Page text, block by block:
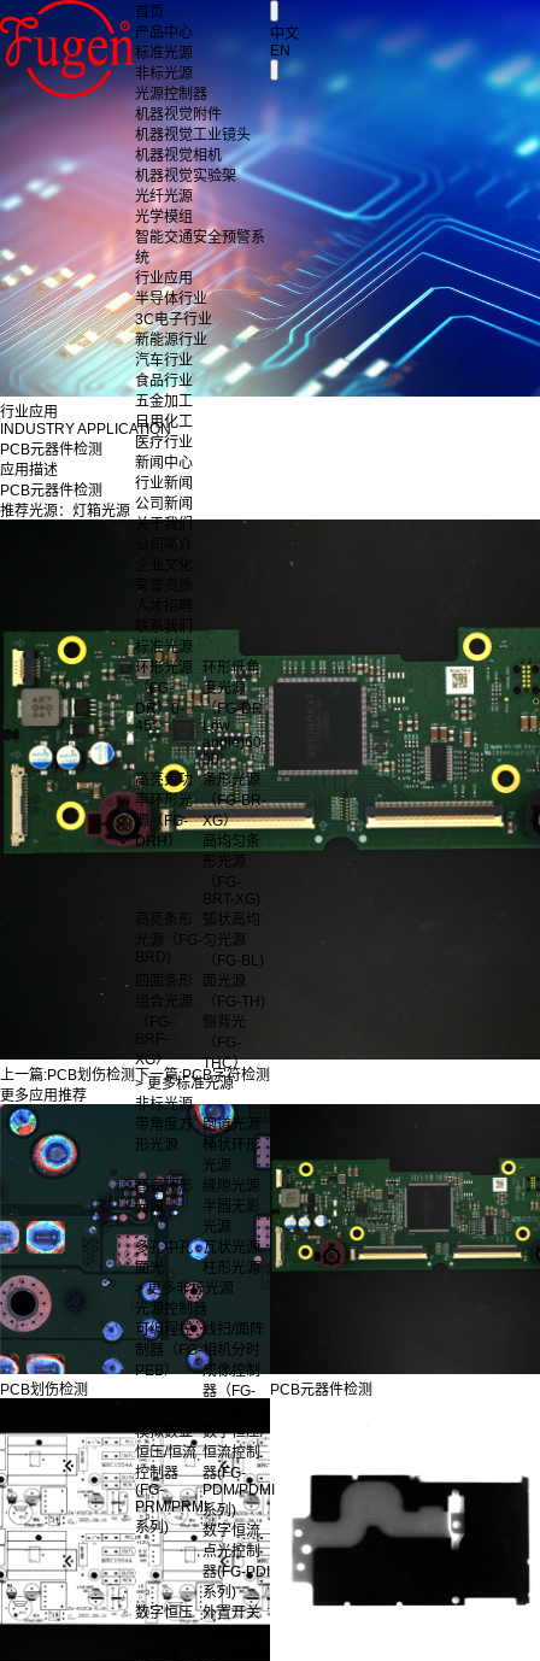
首页
产品中心
标准光源
非标光源
光源控制器
机器视觉附件
机器视觉工业镜头
机器视觉相机
机器视觉实验架
光纤光源
光学模组
智能交通安全预警系
统
行业应用
半导体行业
3C电子行业
新能源行业
汽车行业
食品行业
五金加工
日用化工
医疗行业
新闻中心
行业新闻
公司新闻
关于我们
公司简介
联系我们
标准光源
环形光源
（FG-
DR）0-
45°
环形低角
度光源
（FG-DR
Low
angle)60-
90°
高亮大功
率环形光
源（FG-
DRH）
条形光源
（FG-BR-
XG）
高均匀条
形光源
（FG-
BRT-XG)
高亮条形
光源（FG-
BRD)
弧状高均
匀光源
（FG-BL)
四面条形
组合光源
（FG-
BRF-
XG）
面光源
（FG-TH)
侧背光
（FG-
THC）
> 更多标准光源
非标光源
带角度方
形光源
跑道光源
桶状环形
光源
高亮环形
光源
缝隙光源
半圆无影
光源
多孔中孔
面光
瓦状光源
柱形光源
> 更多非标光源
光源控制器
可编程控
制器（FG-
PEB）
线扫/面阵
相机分时
成像控制
器（FG-
模拟数显
恒压/恒流
控制器
(FG-
PRM/PRMI
系列)
数字恒压/
恒流控制
器(FG-
PDM/PDMI
系列)
数字恒流
点光控制
器(FG-PDI
系列)
数字恒压 外置开关
中文
EN
行业应用
INDUSTRY APPLICATION
PCB元器件检测
应用描述
PCB元器件检测
推荐光源：灯箱光源
上一篇:PCB划伤检测下一篇:PCB字符检测
更多应用推荐
PCB划伤检测 PCB元器件检测